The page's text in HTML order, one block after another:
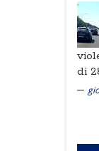
di